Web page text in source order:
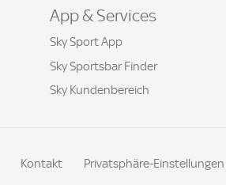
App & Services
Sky Sport App
Sky Sportsbar Finder
Sky Kundenbereich
Kontakt Privatsphäre-Einstellungen